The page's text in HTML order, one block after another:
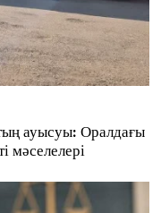
ауысуы: Оралдағы
мәселелері